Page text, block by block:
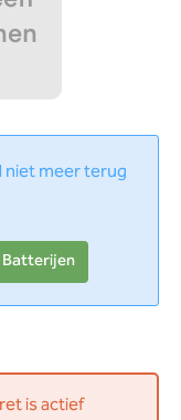
niet meer terug
is actief